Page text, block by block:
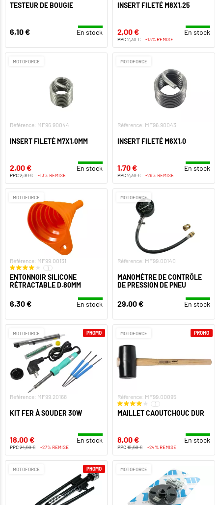
TESTEUR DE BOUGIE
6,10 € En stock
INSERT FILETÉ M8X1,25
2,00 € En stock
PPC2,30 € -13% REMISE
MOTOFORCE
Référence: MF96.90044
INSERT FILETÉ M7X1,0MM
2,00 € En stock
PPC2,30 € -13% REMISE
MOTOFORCE
Référence: MF96.90043
INSERT FILETÉ M6X1,0
1,70 € En stock
PPC2,30 € -26% REMISE
MOTOFORCE
Référence: MF99.00131
1
ENTONNOIR SILICONE
RÉTRACTABLE D.80MM
6,30 € En stock
MOTOFORCE
Référence: MF99.00140
MANOMÈTRE DE CONTRÔLE
DE PRESSION DE PNEU
29,00 € En stock
MOTOFORCE
Référence: MF99.20168
KIT FER À SOUDER 30W
18,00 € En stock
PPC24,50 € -27% REMISE
PROMO MOTOFORCE
Référence: MF99.00095
1
MAILLET CAOUTCHOUC DUR
8,00 € En stock
PPC10,50 € -24% REMISE
PROMO
MOTOFORCE PROMO MOTOFORCE